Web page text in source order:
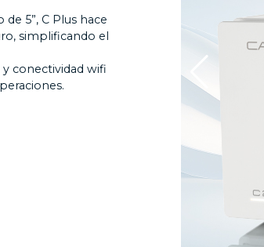
5”, C Plus hace
simplificando el
conectividad wifi